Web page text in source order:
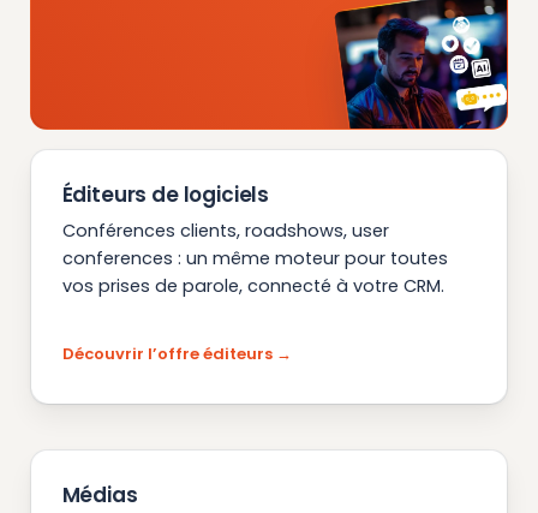
Éditeurs de logiciels
Conférences clients, roadshows, user
conferences : un même moteur pour toutes
vos prises de parole, connecté à votre CRM.
Découvrir l’offre éditeurs
Médias